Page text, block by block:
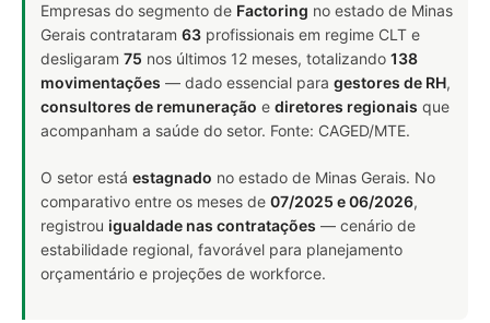
Empresas do segmento de Factoring no estado de Minas
Gerais contrataram 63 profissionais em regime CLT e
desligaram 75 nos últimos 12 meses, totalizando 138
movimentações — dado essencial para gestores de RH,
consultores de remuneração e diretores regionais que
acompanham a saúde do setor. Fonte: CAGED/MTE.
O setor está estagnado no estado de Minas Gerais. No
comparativo entre os meses de 07/2025 e 06/2026,
registrou igualdade nas contratações — cenário de
estabilidade regional, favorável para planejamento
orçamentário e projeções de workforce.